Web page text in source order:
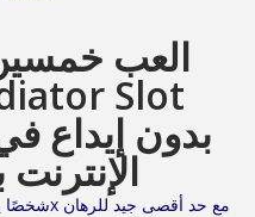
بدون إيداع